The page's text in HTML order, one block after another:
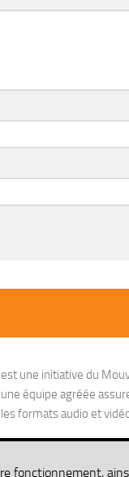
une initiative du
une équipe agréée
formats audio et
fonctionnement,